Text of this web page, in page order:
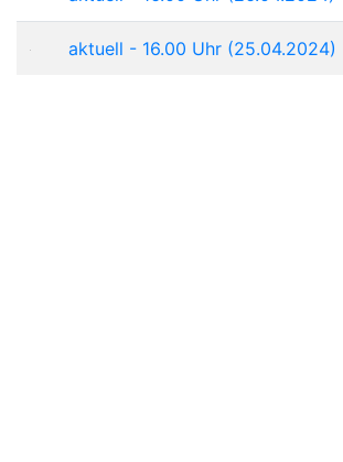
aktuell - 16.00 Uhr (25.04.2024)